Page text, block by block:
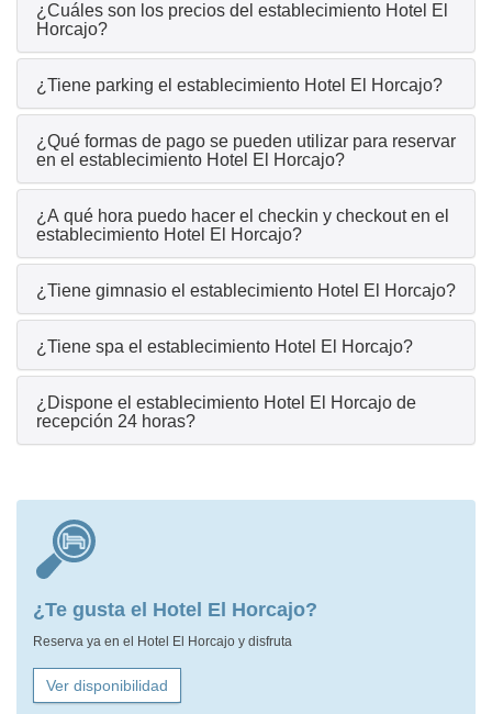
¿Cuáles son los precios del establecimiento Hotel El
Horcajo?
¿Tiene parking el establecimiento Hotel El Horcajo?
¿Qué formas de pago se pueden utilizar para reservar
en el establecimiento Hotel El Horcajo?
¿A qué hora puedo hacer el checkin y checkout en el
establecimiento Hotel El Horcajo?
¿Tiene gimnasio el establecimiento Hotel El Horcajo?
¿Tiene spa el establecimiento Hotel El Horcajo?
¿Dispone el establecimiento Hotel El Horcajo de
recepción 24 horas?
¿Te gusta el Hotel El Horcajo?
Reserva ya en el Hotel El Horcajo y disfruta
Ver disponibilidad